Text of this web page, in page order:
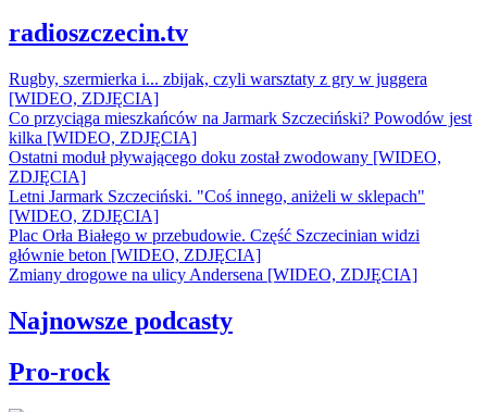
radioszczecin.tv
Rugby, szermierka i... zbijak, czyli warsztaty z gry w juggera
[WIDEO, ZDJĘCIA]
Co przyciąga mieszkańców na Jarmark Szczeciński? Powodów jest
kilka [WIDEO, ZDJĘCIA]
Ostatni moduł pływającego doku został zwodowany [WIDEO,
ZDJĘCIA]
Letni Jarmark Szczeciński. "Coś innego, aniżeli w sklepach"
[WIDEO, ZDJĘCIA]
Plac Orła Białego w przebudowie. Część Szczecinian widzi
głównie beton [WIDEO, ZDJĘCIA]
Zmiany drogowe na ulicy Andersena [WIDEO, ZDJĘCIA]
Najnowsze podcasty
Pro-rock